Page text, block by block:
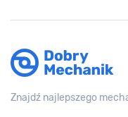
Znajdź najlepszego